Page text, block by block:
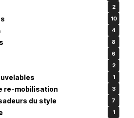
2
10
4
8
6
2
1
re-mobilisation 3
du style 7
1